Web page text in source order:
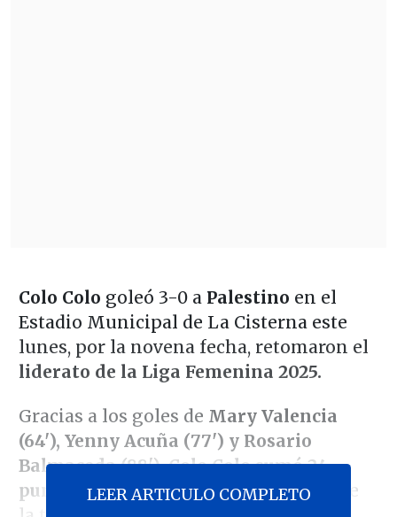
Colo Colo goleó 3-0 a Palestino en el
Estadio Municipal de La Cisterna este
lunes, por la novena fecha, retomaron el
liderato de la Liga Femenina 2025.
Gracias a los goles de Mary Valencia
(64'), Yenny Acuña (77') y Rosario
Balmaceda (88'), Colo Colo sumó 24
puntos
y se ubica en el primer lugar de
LEER ARTICULO COMPLETO